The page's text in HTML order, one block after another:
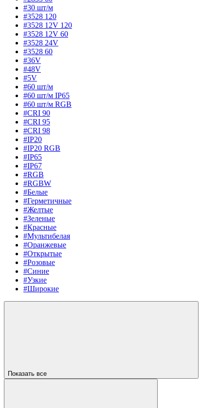
#30 шт/м
#3528 120
#3528 12V 120
#3528 12V 60
#3528 24V
#3528 60
#36V
#48V
#5V
#60 шт/м
#60 шт/м IP65
#60 шт/м RGB
#CRI 90
#CRI 95
#CRI 98
#IP20
#IP20 RGB
#IP65
#IP67
#RGB
#RGBW
#Белые
#Герметичные
#Желтые
#Зеленые
#Красные
#Мультибелая
#Оранжевые
#Открытые
#Розовые
#Синие
#Узкие
#Широкие
Показать все